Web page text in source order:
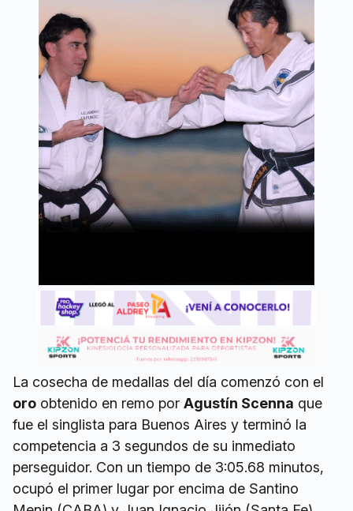
La cosecha de medallas del día comenzó con el
oro obtenido en remo por Agustín Scenna que
fue el singlista para Buenos Aires y terminó la
competencia a 3 segundos de su inmediato
perseguidor. Con un tiempo de 3:05.68 minutos,
ocupó el primer lugar por encima de Santino